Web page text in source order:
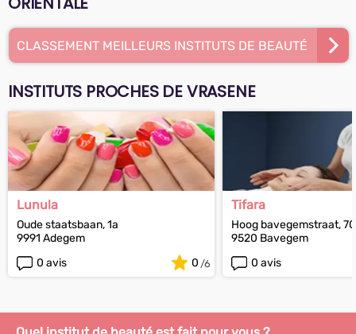
CLASSEMENT MEILLEURS INSTITUTS DE BEAUTÉ
INSTITUTS PROCHES DE VRASENE
Lunula
Oude staatsbaan, 1a
9991 Adegem
0 avis
0
Tifara
Hoog bavegemstraat, 70
9520 Bavegem
0 avis